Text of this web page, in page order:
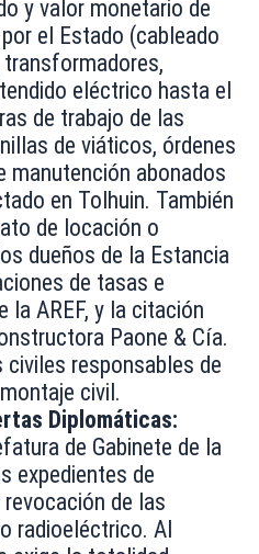
y valor monetario de
el Estado (cableado
eléctrico hasta el
de trabajo de las
de viáticos, órdenes
manutención abonados
en Tolhuin. También
de locación o
dueños de la Estancia
de tasas e
la AREF, y la citación
Paone & Cía.
responsables de
civil.
Diplomáticas:
de Gabinete de la
expedientes de
de las
radioeléctrico. Al